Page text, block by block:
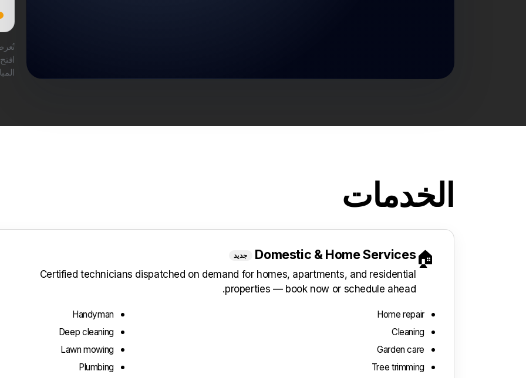
الخدمات
🏠
Domestic & Home Services جديد
Certified technicians dispatched on demand for homes, apartments, and residential
properties — book now or schedule ahead.
Home repair
Handyman
Cleaning
Deep cleaning
Garden care
Lawn mowing
Tree trimming
Plumbing